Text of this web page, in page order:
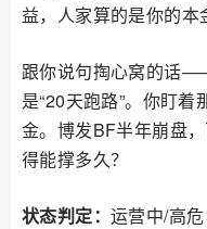
益，人家算的是你的本
跟你说句掏心窝的话
是“20天跑路”。你盯
金。博发BF半年崩盘
得能撑多久？
状态判定： 运营中/高危